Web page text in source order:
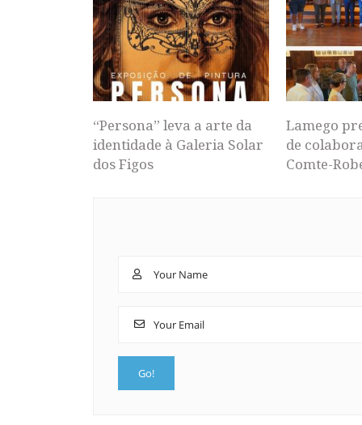
“Persona” leva a arte da
identidade à Galeria Solar
dos Figos
Lamego
de
Comte-